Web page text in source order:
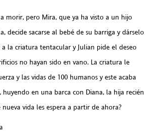
morir, pero Mira, que ya ha visto a un hijo
decide sacarse al bebé de su barriga y dárselo
a la criatura tentacular y Julian pide el deseo
no hayan sido en vano. La criatura le
y las vidas de 100 humanos y este acaba
en una barca con Diana, la hija recién
vida les espera a partir de ahora?